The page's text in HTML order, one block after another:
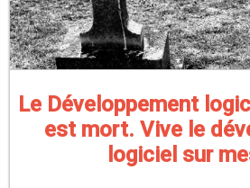
Le Développement
est mort. Vive le
logiciel sur